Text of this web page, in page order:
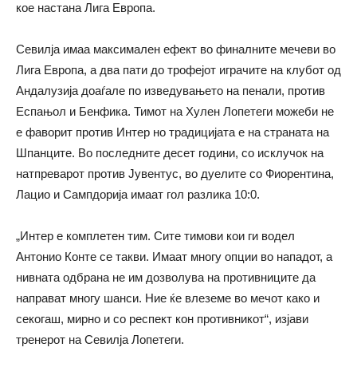
кое настана Лига Европа.
Севилја имаа максимален ефект во финалните мечеви во
Лига Европа, а два пати до трофејот играчите на клубот од
Андалузија доаѓале по изведувањето на пенали, против
Еспањол и Бенфика. Тимот на Хулен Лопетеги можеби не
е фаворит против Интер но традицијата е на страната на
Шпанците. Во последните десет години, со исклучок на
натпреварот против Јувентус, во дуелите со Фиорентина,
Лацио и Сампдорија имаат гол разлика 10:0.
„Интер е комплетен тим. Сите тимови кои ги водел
Антонио Конте се такви. Имаат многу опции во нападот, а
нивната одбрана не им дозволува на противниците да
направат многу шанси. Ние ќе влеземе во мечот како и
секогаш, мирно и со респект кон противникот“, изјави
тренерот на Севилја Лопетеги.